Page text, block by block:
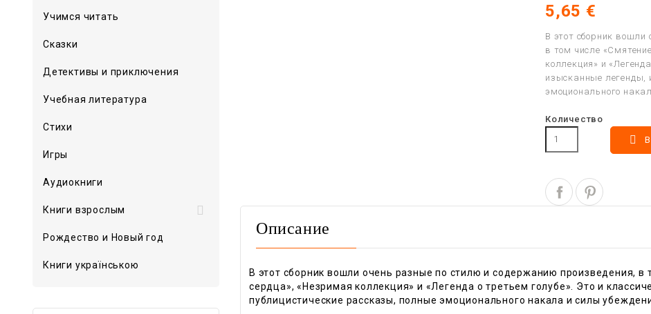
Учимся читать
Сказки
Детективы и приключения
Учебная литература
Стихи
Игры
Аудиокниги

Книги взрослым
Рождество и Новый год
Книги українською
5,65 €
В этот сборник вошли
в том числе
коллекция» и
изысканные легенды,
эмоционального
Количество

Описание
В этот сборник вошли очень разные по стилю и содержанию произведения, в
сердца», «Незримая коллекция» и «Легенда о третьем голубе». Это и
публицистические рассказы, полные эмоционального накала и силы